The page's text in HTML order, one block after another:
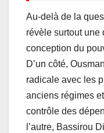
Au-delà de la
révèle surtout une
conception du
D’un côté,
radicale avec les
anciens régimes
contrôle des
l’autre, Bassirou